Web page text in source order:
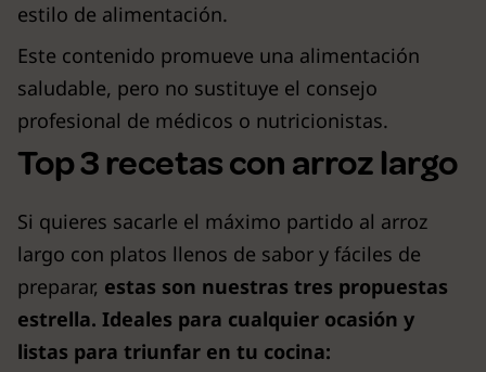
estilo de alimentación.
Este contenido promueve una alimentación
saludable, pero no sustituye el consejo
profesional de médicos o nutricionistas.
Top 3 recetas con arroz largo
Si quieres sacarle el máximo partido al arroz
largo con platos llenos de sabor y fáciles de
preparar, estas son nuestras tres propuestas
estrella. Ideales para cualquier ocasión y
listas para triunfar en tu cocina: